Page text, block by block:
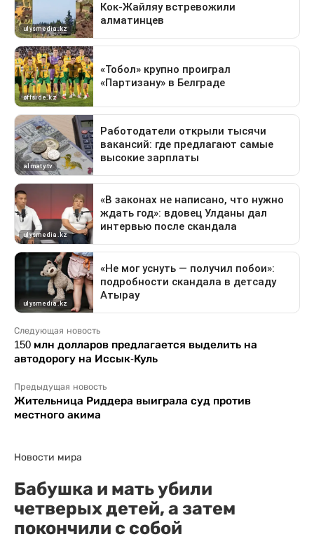
Следующая новость
150 млн долларов предлагается выделить на
автодорогу на Иссык-Куль
Предыдущая новость
Жительница Риддера выиграла суд против
местного акима
Новости мира
Бабушка и мать убили
четверых детей, а затем
покончили с собой